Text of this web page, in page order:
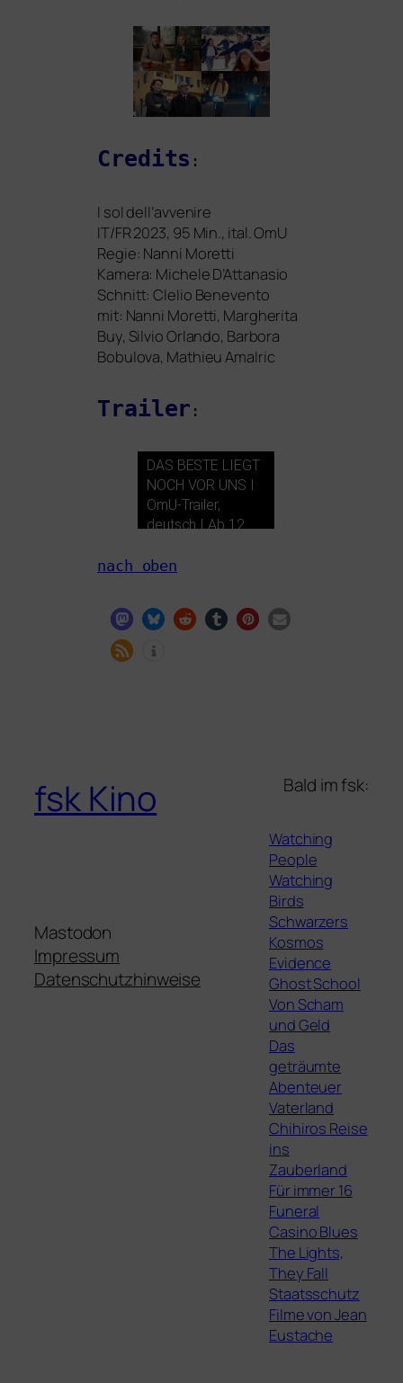
Credits :
l sol del­l’av­ve­ni­re
IT/FR2023, 95 Min., ital. OmU
Regie: Nanni Moretti
Kamera: Michele D’Attanasio
Schnitt: Clelio Benevento
mit: Nanni Moretti, Margherita
Buy, Silvio Orlando, Barbora
Bobulova, Mathieu Amalric
Trailer :
DAS BESTE LIEGT
NOCH VOR UNS I
OmU-Trailer,
deutsch I Ab 12.
nach oben
fsk Kino
Mastodon
Impressum
Datenschutzhinweise
Bald im fsk:
Watching
People
Watching
Birds
Schwarzers
Kosmos
Evidence
Ghost School
Von Scham
und Geld
Das
geträumte
Abenteuer
Vaterland
Chihiros Reise
ins
Zauberland
Für immer 16
Funeral
Casino Blues
The Lights,
They Fall
Staatsschutz
Filme von Jean
Eustache